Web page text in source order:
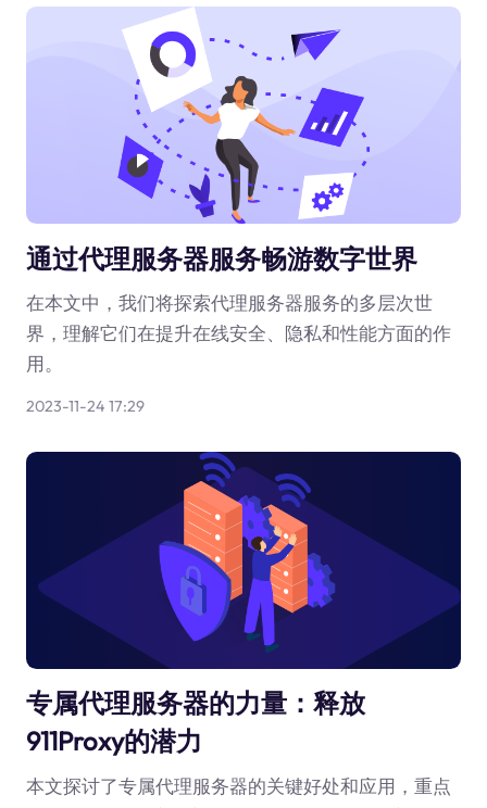
通过代理服务器服务畅游数字世界
在本文中，我们将探索代理服务器服务的多层次世
界，理解它们在提升在线安全、隐私和性能方面的作
用。
2023-11-24 17:29
专属代理服务器的力量：释放
911Proxy的潜力
本文探讨了专属代理服务器的关键好处和应用，重点